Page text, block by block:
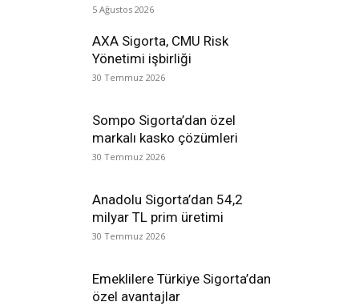
5 Ağustos 2026
AXA Sigorta, CMU Risk
Yönetimi işbirliği
30 Temmuz 2026
Sompo Sigorta’dan özel
markalı kasko çözümleri
30 Temmuz 2026
Anadolu Sigorta’dan 54,2
milyar TL prim üretimi
30 Temmuz 2026
Emeklilere Türkiye Sigorta’dan
özel avantajlar